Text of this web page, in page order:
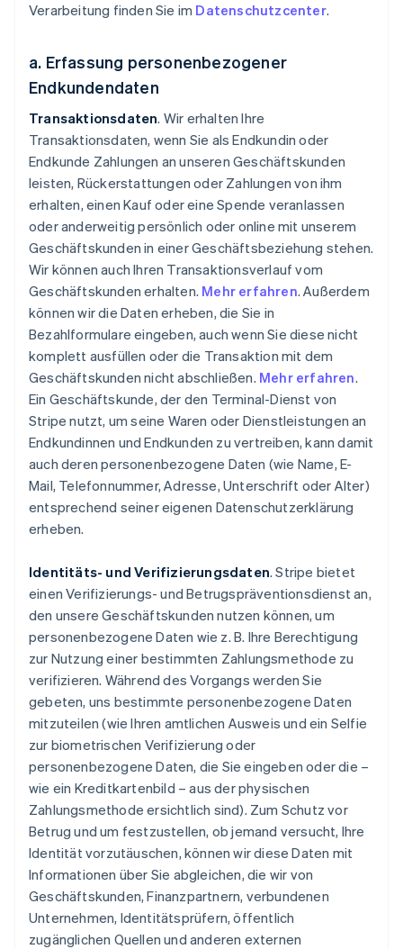
Verarbeitung finden Sie im Datenschutzcenter.
a. Erfassung personenbezogener
Endkundendaten
Transaktionsdaten. Wir erhalten Ihre
Transaktionsdaten, wenn Sie als Endkundin oder
Endkunde Zahlungen an unseren Geschäftskunden
leisten, Rückerstattungen oder Zahlungen von ihm
erhalten, einen Kauf oder eine Spende veranlassen
oder anderweitig persönlich oder online mit unserem
Geschäftskunden in einer Geschäftsbeziehung stehen.
Wir können auch Ihren Transaktionsverlauf vom
Geschäftskunden erhalten. Mehr erfahren. Außerdem
können wir die Daten erheben, die Sie in
Bezahlformulare eingeben, auch wenn Sie diese nicht
komplett ausfüllen oder die Transaktion mit dem
Geschäftskunden nicht abschließen. Mehr erfahren.
Ein Geschäftskunde, der den Terminal-Dienst von
Stripe nutzt, um seine Waren oder Dienstleistungen an
Endkundinnen und Endkunden zu vertreiben, kann damit
auch deren personenbezogene Daten (wie Name, E-
Mail, Telefonnummer, Adresse, Unterschrift oder Alter)
entsprechend seiner eigenen Datenschutzerklärung
erheben.
Identitäts- und Verifizierungsdaten. Stripe bietet
einen Verifizierungs- und Betrugspräventionsdienst an,
den unsere Geschäftskunden nutzen können, um
personenbezogene Daten wie z. B. Ihre Berechtigung
zur Nutzung einer bestimmten Zahlungsmethode zu
verifizieren. Während des Vorgangs werden Sie
gebeten, uns bestimmte personenbezogene Daten
mitzuteilen (wie Ihren amtlichen Ausweis und ein Selfie
zur biometrischen Verifizierung oder
personenbezogene Daten, die Sie eingeben oder die –
wie ein Kreditkartenbild – aus der physischen
Zahlungsmethode ersichtlich sind). Zum Schutz vor
Betrug und um festzustellen, ob jemand versucht, Ihre
Identität vorzutäuschen, können wir diese Daten mit
Informationen über Sie abgleichen, die wir von
Geschäftskunden, Finanzpartnern, verbundenen
Unternehmen, Identitätsprüfern, öffentlich
zugänglichen Quellen und anderen externen